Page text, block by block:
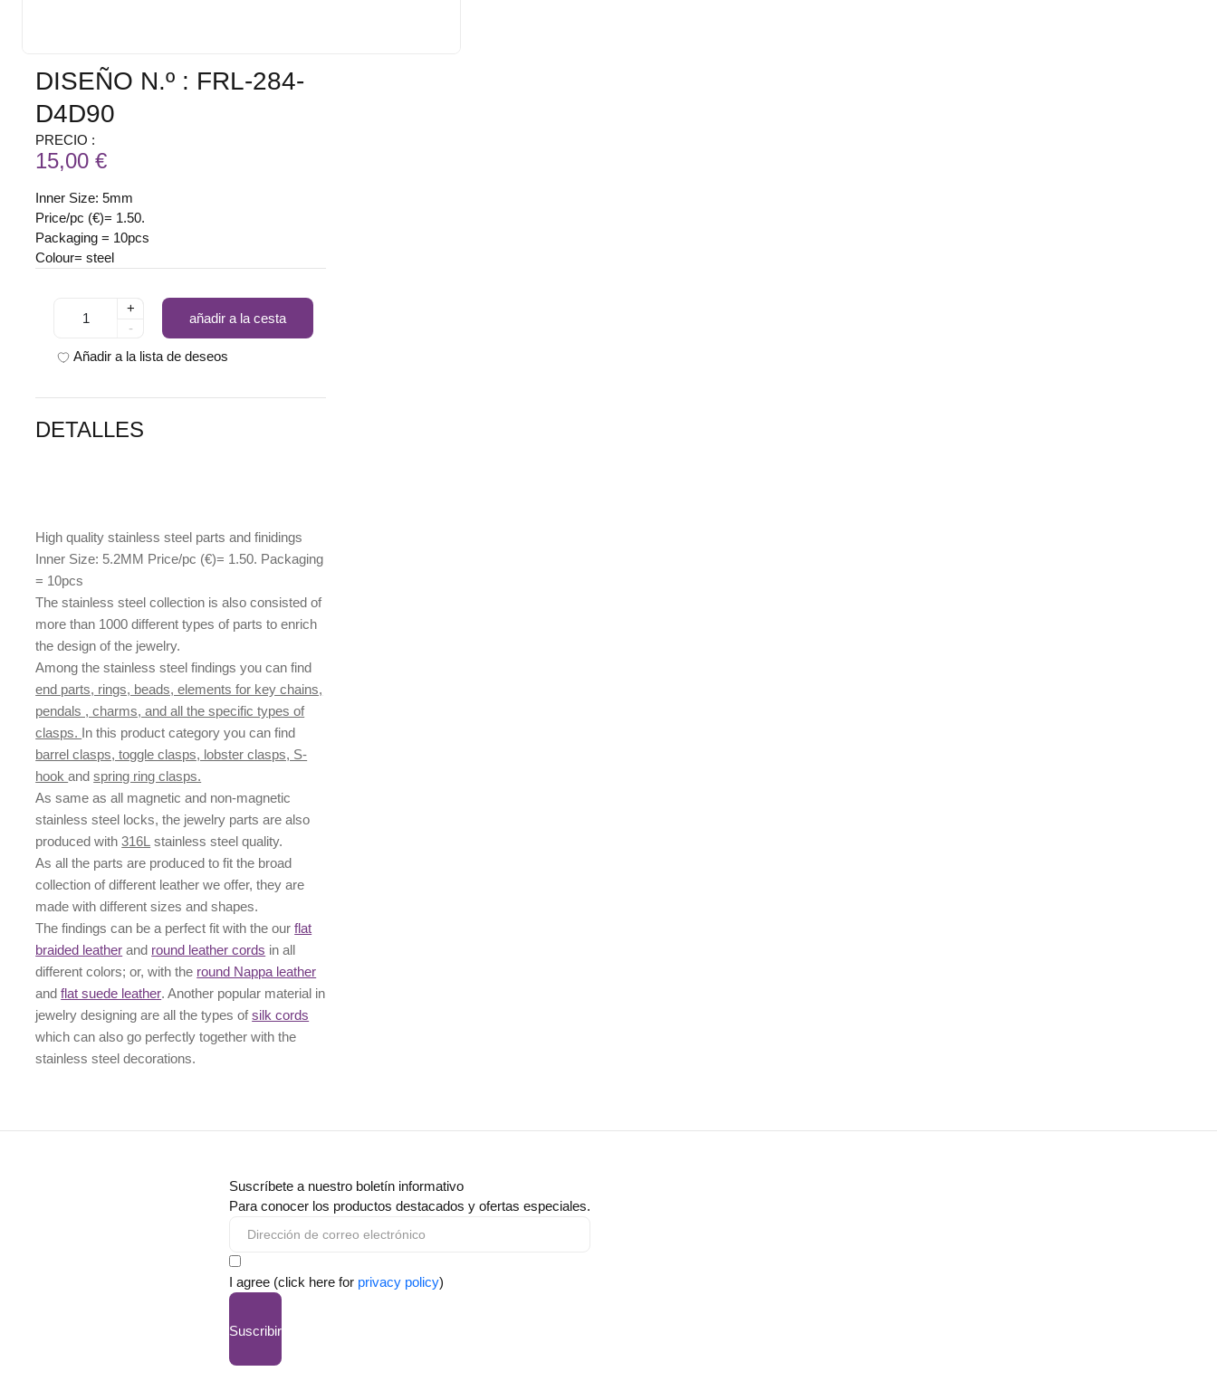
DISEÑO N.º : FRL-284-
D4D90
PRECIO :
15,00 €
Inner Size: 5mm
Price/pc (€)= 1.50.
Packaging = 10pcs
Colour= steel
+
-
añadir a la cesta
Añadir a la lista de deseos
DETALLES
High quality stainless steel parts and finidings
Inner Size: 5.2MM Price/pc (€)= 1.50. Packaging
= 10pcs
The stainless steel collection is also consisted of
more than 1000 different types of parts to enrich
the design of the jewelry.
Among the stainless steel findings you can find
end parts, rings, beads, elements for key chains,
pendals , charms, and all the specific types of
clasps. In this product category you can find
barrel clasps, toggle clasps, lobster clasps, S-
hookandspring ring clasps.
As same as all magnetic and non-magnetic
stainless steel locks, the jewelry parts are also
produced with316L stainless steel quality.
As all the parts are produced to fit the broad
collection of different leather we offer, they are
made with different sizes andshapes.
The findings can be a perfect fit with the ourflat
braided leather and round leather cords in all
different colors; or, with the round Nappa leather
andflat suede leather. Another popular material in
jewelry designing are all the types ofsilk cords
which can also go perfectly together with the
stainless steel decorations.
Suscríbete a nuestro boletín informativo
Para conocer los productos destacados y ofertas especiales.
I agree (click here for privacy policy)
Suscribir